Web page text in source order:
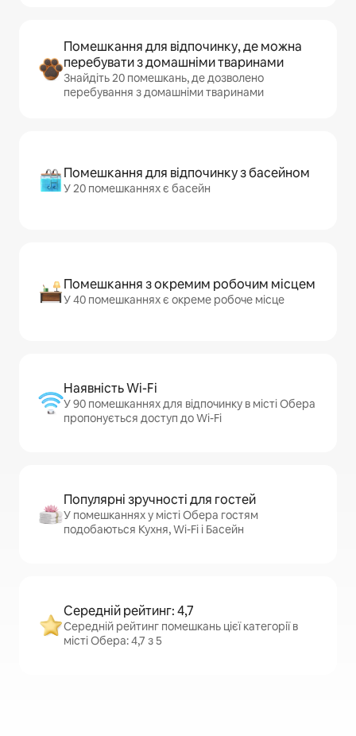
Помешкання для відпочинку, де можна
перебувати з домашніми тваринами
Знайдіть 20 помешкань, де дозволено
перебування з домашніми тваринами
Помешкання для відпочинку з басейном
У 20 помешканнях є басейн
Помешкання з окремим робочим місцем
У 40 помешканнях є окреме робоче місце
Наявність Wi-Fi
У 90 помешканнях для відпочинку в місті Обера
пропонується доступ до Wi-Fi
Популярні зручності для гостей
У помешканнях у місті Обера гостям
подобаються Кухня, Wi-Fi і Басейн
Середній рейтинг: 4,7
Середній рейтинг помешкань цієї категорії в
місті Обера: 4,7 з 5